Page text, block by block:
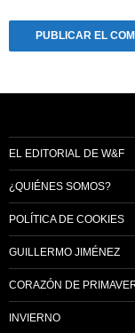
EL EDITORIAL DE W&F
¿QUIÉNES SOMOS?
POLÍTICA DE COOKIES
GUILLERMO JIMÉNEZ
CORAZÓN DE
INVIERNO